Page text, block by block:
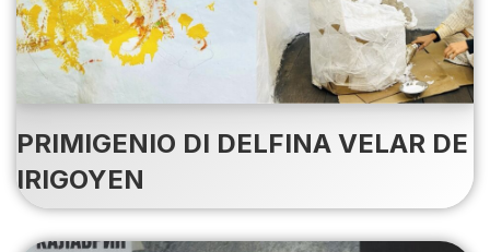
PRIMIGENIO DI DELFINA VELAR DE
IRIGOYEN